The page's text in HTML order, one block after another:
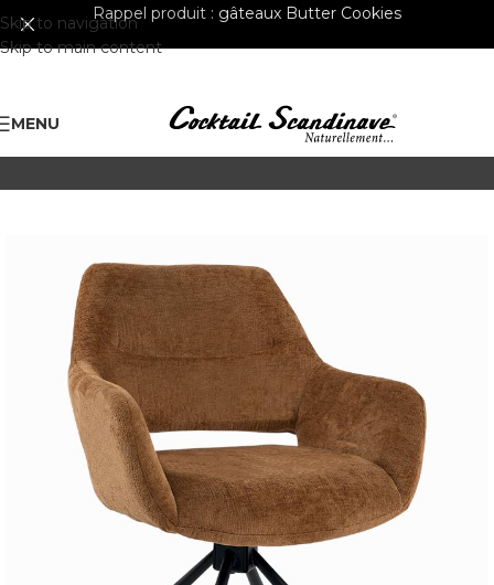
Skip to navigation
Skip to main content
Rappel produit : gâteaux Butter Cookies
MENU